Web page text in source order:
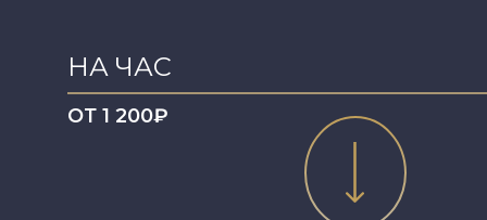
ОТ 1 200₽
НА ЧАС